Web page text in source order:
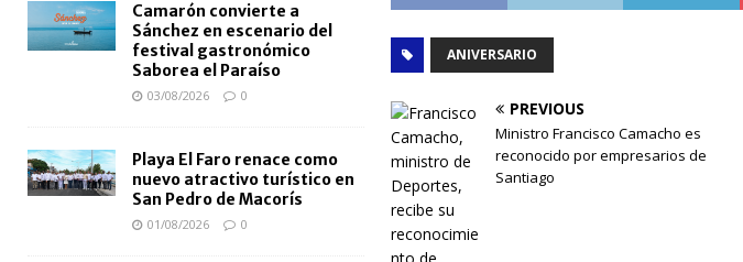
ANIVERSARIO
PREVIOUS
Ministro Francisco Camacho es
reconocido por empresarios de
Santiago
Camarón convierte a
Sánchez en escenario del
festival gastronómico
Saborea el Paraíso
03/08/2026 0
Playa El Faro renace como
nuevo atractivo turístico en
San Pedro de Macorís
01/08/2026 0